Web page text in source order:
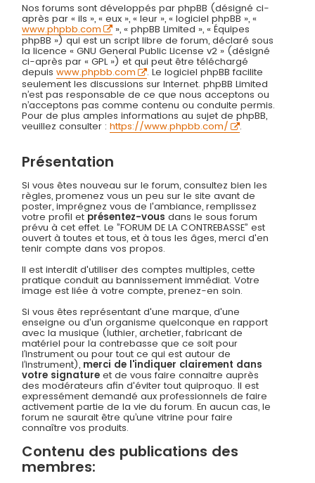
Nos forums sont développés par phpBB (désigné ci-
après par « ils », « eux », « leur », « logiciel phpBB », «
www.phpbb.com
», « phpBB Limited », « Équipes
phpBB ») qui est un script libre de forum, déclaré sous
la licence « GNU General Public License v2 » (désigné
ci-après par « GPL ») et qui peut être téléchargé
depuiswww.phpbb.com
. Le logiciel phpBB facilite
seulement les discussions sur Internet. phpBB Limited
n’est pas responsable de ce que nous acceptons ou
n’acceptons pas comme contenu ou conduite permis.
Pour de plus amples informations au sujet de phpBB,
veuillez consulter :https://www.phpbb.com/ .
Présentation
Si vous êtes nouveau sur le forum, consultez bien les
règles, promenez vous un peu sur le site avant de
poster, imprégnez vous de l'ambiance, remplissez
votre profil et présentez-vous dans le sous forum
prévu à cet effet. Le ”FORUM DE LA CONTREBASSE” est
ouvert à toutes et tous, et à tous les âges, merci d'en
tenir compte dans vos propos.
Il est interdit d'utiliser des comptes multiples, cette
pratique conduit au bannissement immédiat. Votre
image est liée à votre compte, prenez-en soin.
Si vous êtes représentant d'une marque, d'une
enseigne ou d'un organisme quelconque en rapport
avec la musique (luthier, archetier, fabricant de
matériel pour la contrebasse que ce soit pour
l’instrument ou pour tout ce qui est autour de
l’instrument), merci de l'indiquer clairement dans
votre signature et de vous faire connaitre auprès
des modérateurs afin d'éviter tout quiproquo. Il est
expressément demandé aux professionnels de faire
activement partie de la vie du forum. En aucun cas, le
forum ne saurait être qu’une vitrine pour faire
connaître vos produits.
Contenu des publications des
membres: